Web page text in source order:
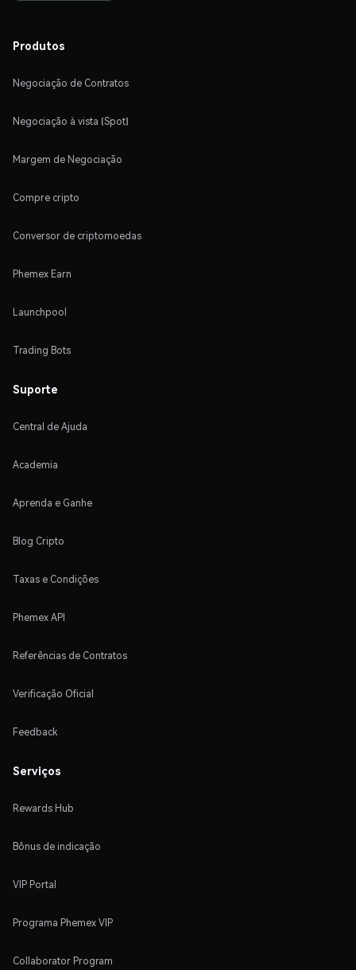
Produtos
Negociação de Contratos
Negociação à vista (Spot)
Margem de Negociação
Compre cripto
Conversor de criptomoedas
Phemex Earn
Launchpool
Trading Bots
Suporte
Central de Ajuda
Academia
Aprenda e Ganhe
Blog Cripto
Taxas e Condições
Phemex API
Referências de Contratos
Verificação Oficial
Feedback
Serviços
Rewards Hub
Bônus de indicação
VIP Portal
Programa Phemex VIP
Collaborator Program